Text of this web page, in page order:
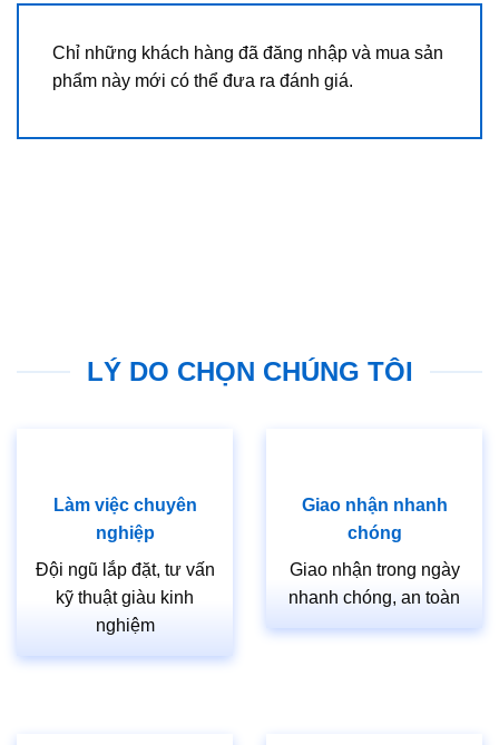
Chỉ những khách hàng đã đăng nhập và mua sản
phẩm này mới có thể đưa ra đánh giá.
LÝ DO CHỌN CHÚNG TÔI
Làm việc chuyên
nghiệp
Đội ngũ lắp đặt, tư vấn
kỹ thuật giàu kinh
nghiệm
Giao nhận nhanh
chóng
Giao nhận trong ngày
nhanh chóng, an toàn